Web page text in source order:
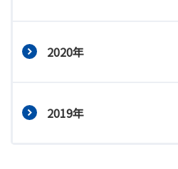
2020年
2019年